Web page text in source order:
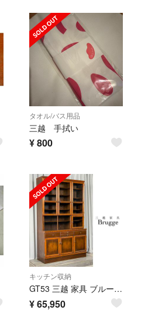
タオル/バス用品
三越 手拭い
¥800
キッチン収納
GT53 三越 家具 ブルージュ 食器棚 キッチン ボード カップ Bru/K6
¥65,950